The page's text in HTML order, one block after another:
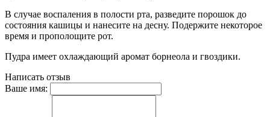
В случае воспаления в полости рта, разведите порошок до
состояния кашицы и нанесите на десну. Подержите некоторое
время и прополощите рот.
Пудра имеет охлаждающий аромат борнеола и гвоздики.
Написать отзыв
Ваше имя: